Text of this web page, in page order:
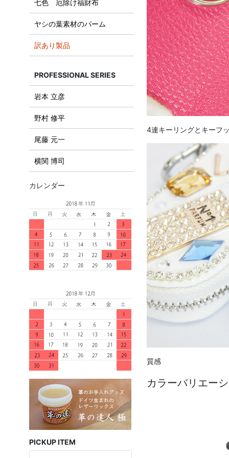
七色 厄除け福財布
ヤシの葉素材のパーム
訳あり製品
PROFESSIONAL SERIES
岩本 立彦
野村 修平
尾藤 元一
横関 博司
カレンダー
PICKUP ITEM
4連キーリングとキーフ
質感
カラーバリエー